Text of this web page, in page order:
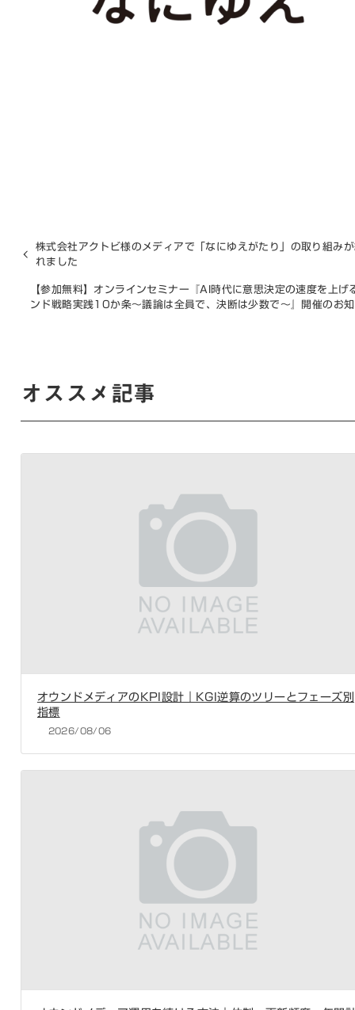
株式会社アクトビ様のメディアで「なにゆえがたり」の取り組み
れました
【参加無料】オンラインセミナー『AI時代に意思決定の速度を上げ
ンド戦略実践10か条～議論は全員で、決断は少数で～』開催のお
オススメ記事
オウンドメディアのKPI設計｜KGI逆算のツリーとフェーズ別
指標
2026/08/06